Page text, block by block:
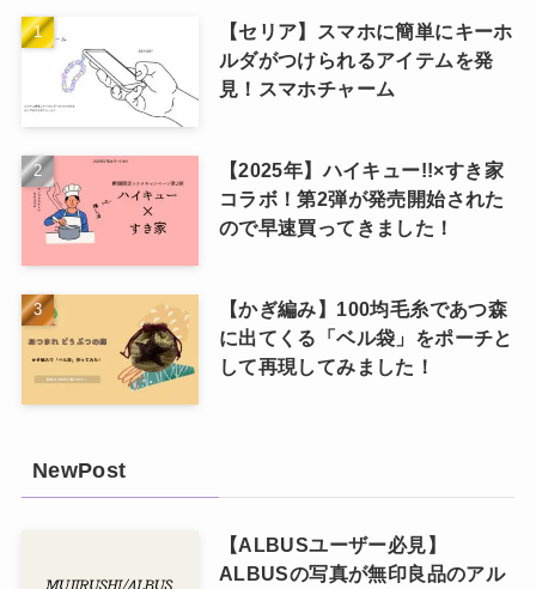
【セリア】スマホに簡単にキーホ
ルダがつけられるアイテムを発
見！スマホチャーム
【2025年】ハイキュー!!×すき家
コラボ！第2弾が発売開始された
ので早速買ってきました！
【かぎ編み】100均毛糸であつ森
に出てくる「ベル袋」をポーチと
して再現してみました！
NewPost
【ALBUSユーザー必見】
ALBUSの写真が無印良品のアル